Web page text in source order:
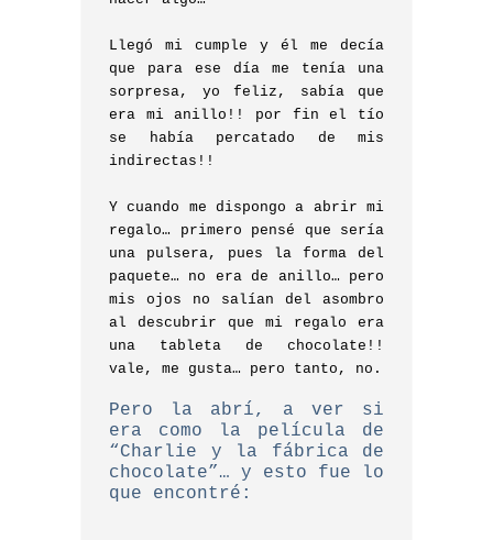
Llegó mi cumple y él me decía
que para ese día me tenía una
sorpresa, yo feliz, sabía que
era mi anillo!! por fin el tío
se había percatado de mis
indirectas!!
Y cuando me dispongo a abrir mi
regalo… primero pensé que sería
una pulsera, pues la forma del
paquete… no era de anillo… pero
mis ojos no salían del asombro
al descubrir que mi regalo era
una tableta de chocolate!!
vale, me gusta… pero tanto, no.
Pero la abrí, a ver si
era como la película de
“Charlie y la fábrica de
chocolate”… y esto fue lo
que encontré: